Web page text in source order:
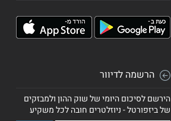
הרשמה לדיוור
הירשם לסיכום היומי של שוק ההון ולמבזקים
של ביזפורטל - ניוזלטרים חובה לכל משקיע